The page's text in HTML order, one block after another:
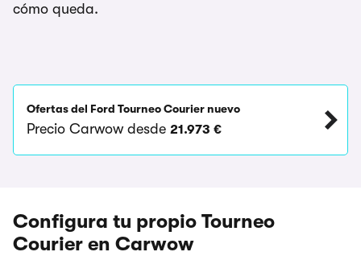
cómo queda.
Ofertas del Ford Tourneo Courier nuevo
Precio Carwow desde 21.973 €
Configura tu propio Tourneo
Courier en Carwow